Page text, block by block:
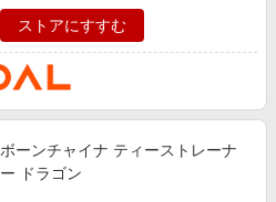
ストアにすすむ
ボーンチャイナ ティーストレーナ
ー ドラゴン